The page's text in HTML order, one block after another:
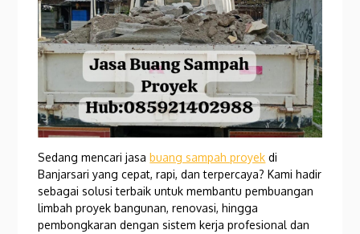
Sedang mencari jasabuang sampah proyek di
Banjarsari yang cepat, rapi, dan terpercaya? Kami hadir
sebagai solusi terbaik untuk membantu pembuangan
limbah proyek bangunan, renovasi, hingga
pembongkaran dengan sistem kerja profesional dan